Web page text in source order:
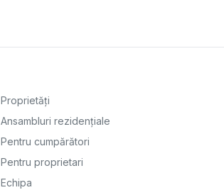
Proprietăți
Ansambluri rezidențiale
Pentru cumpărători
Pentru proprietari
Echipa